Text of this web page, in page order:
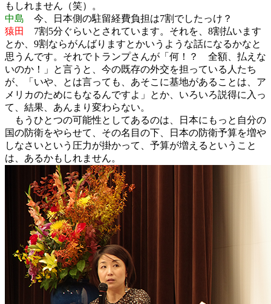
もしれません（笑）。
中島 今、日本側の駐留経費負担は7割でしたっけ？
猿田
7割5分ぐらいとされています。それを、8割払います
とか、9割ならがんばりますとかいうような話になるかなと
思うんです。それでトランプさんが「何！？ 全額、払えな
いのか！」と言うと、今の既存の外交を担っている人たち
が、「いや、とは言っても、あそこに基地があることは、ア
メリカのためにもなるんですよ」とか、いろいろ説得に入っ
て、結果、あんまり変わらない。
もうひとつの可能性としてあるのは、日本にもっと自分の
国の防衛をやらせて、その名目の下、日本の防衛予算を増や
しなさいという圧力が掛かって、予算が増えるということ
は、あるかもしれません。